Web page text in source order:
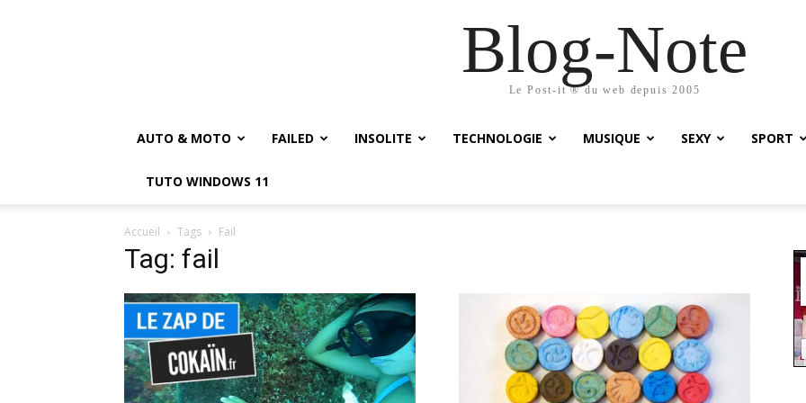
Blog-Note
Le Post-it ® du web depuis 2005
AUTO & MOTO FAILED INSOLITE TECHNOLOGIE MUSIQUE SEXY SPORT
TUTO WINDOWS 11
Accueil Tags Fail
Tag: fail